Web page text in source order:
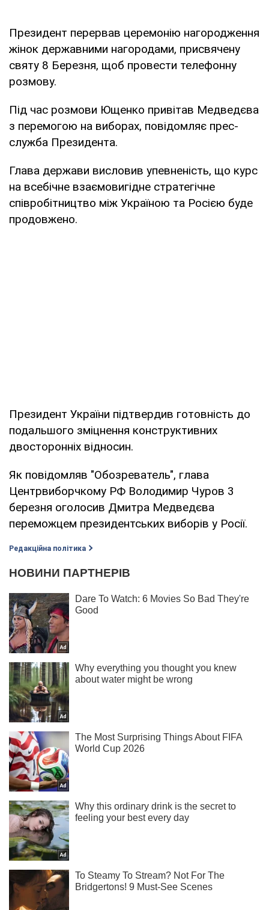
Президент перервав церемонію нагородження
жінок державними нагородами, присвячену
святу 8 Березня, щоб провести телефонну
розмову.
Під час розмови Ющенко привітав Медведєва
з перемогою на виборах, повідомляє прес-
служба Президента.
Глава держави висловив упевненість, що курс
на всебічне взаємовигідне стратегічне
співробітництво між Україною та Росією буде
продовжено.
Президент України підтвердив готовність до
подальшого зміцнення конструктивних
двосторонніх відносин.
Як повідомляв "Обозреватель", глава
Центрвиборчкому РФ Володимир Чуров 3
березня оголосив Дмитра Медведєва
переможцем президентських виборів у Росії.
Редакційна політика